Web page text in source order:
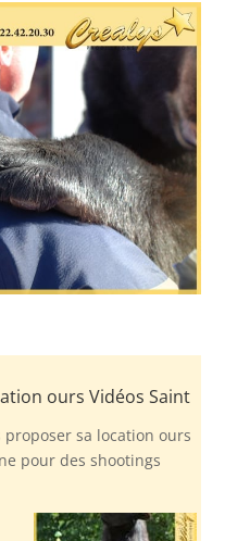
ours Vidéos Saint
proposer sa location ours
pour des shootings